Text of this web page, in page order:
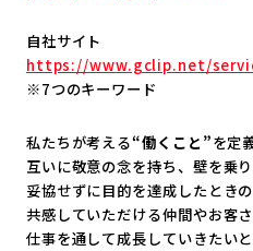
自社サイト
https://www.gclip.net/
※7つのキーワード
私たちが考える“働くこと”を定
互いに敬意の念を持ち、壁を乗り
妥協せずに目的を達成したとき
共感していただける仲間やお客
仕事を通して成長していきたい